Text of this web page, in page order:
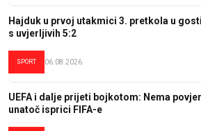
Hajduk u prvoj utakmici 3. pretkola u
s uvjerljivih 5:2
SPORT 06.08.2026.
UEFA i dalje prijeti bojkotom: Nema
unatoč isprici FIFA-e